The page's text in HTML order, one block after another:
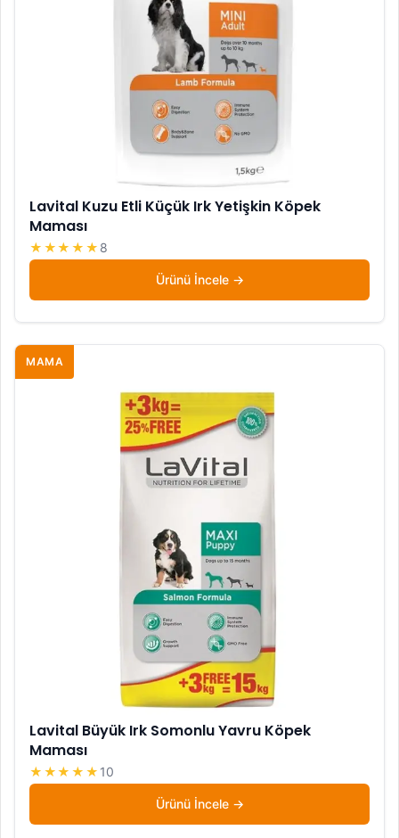
Lavital Kuzu Etli Küçük Irk Yetişkin Köpek
Maması
★★★★★ 8
Ürünü İncele
MAMA
Lavital Büyük Irk Somonlu Yavru Köpek
Maması
★★★★★ 10
Ürünü İncele